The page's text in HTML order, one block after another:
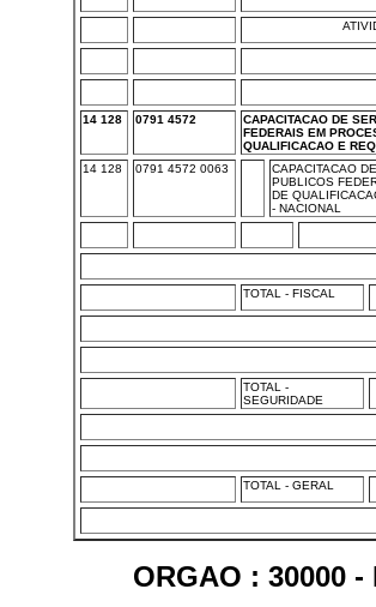
14 128 0791 4572
CAPACITACAO DE
FEDERAIS EM
QUALIFICACAO E
14 128
0791 4572 0063
CAPACITACAO
PUBLICOS
DE
- NACIONAL
TOTAL - FISCAL
TOTAL -
SEGURIDADE
TOTAL - GERAL
ORGAO : 30000 -